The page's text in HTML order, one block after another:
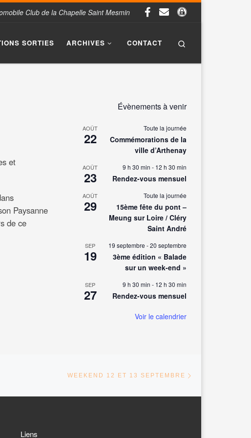
Club de la Chapelle Saint Mesmin
SORTIES ARCHIVES CONTACT
et
Paysanne
de ce
Évènements à venir
AOÛT
22
Toute la journée
Commémorations de la
ville d’Arthenay
AOÛT
23
9 h 30 min - 12 h 30 min
Rendez-vous mensuel
AOÛT
29
Toute la journée
15ème fête du pont –
Meung sur Loire / Cléry
Saint André
SEP
19
19 septembre -20 septembre
3ème édition « Balade
sur un week-end »
SEP
27
9 h 30 min - 12 h 30 min
Rendez-vous mensuel
Voir le calendrier
WEEKEND 12 ET 13 SEPTEMBRE
Liens